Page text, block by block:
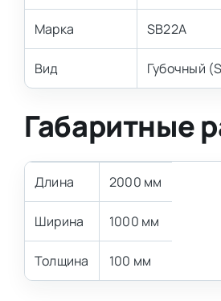
Марка SB22A
Вид Губочный
Габаритные
Длина 2000 мм
Ширина 1000 мм
Толщина 100 мм